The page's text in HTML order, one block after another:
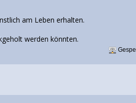
am Leben erhalten.
werden könnten.